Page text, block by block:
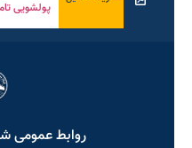
پولشویی
روابط عمومی